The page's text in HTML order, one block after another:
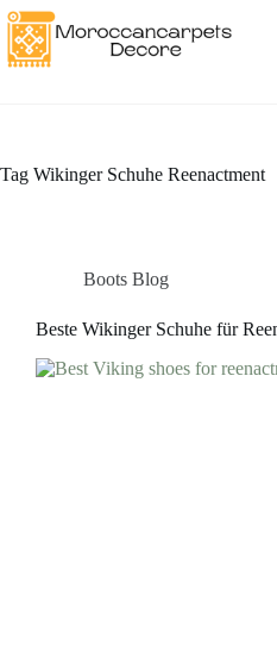
Skip
to
content
Tag Wikinger Schuhe Reenactment
Boots Blog
Beste Wikinger Schuhe für